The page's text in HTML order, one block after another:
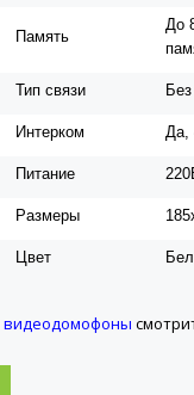
Память
До
Тип связи
Интерком Да,
Питание
Размеры
Цвет
видеодомофоны